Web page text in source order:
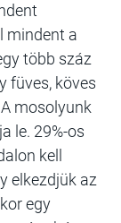
mindent a
több száz
füves, köves
mosolyunk
le. 29%-os
kell
elkezdjük az
egy